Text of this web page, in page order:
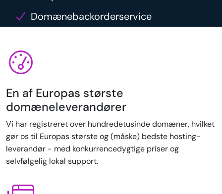
Domænebackorderservice
En af Europas største
domæneleverandører
Vi har registreret over hundredetusinde domæner, hvilket
gør os til Europas største og (måske) bedste hosting-
leverandør - med konkurrencedygtige priser og
selvfølgelig lokal support.